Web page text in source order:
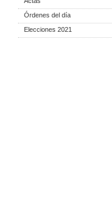
Órdenes del día
Elecciones 2021